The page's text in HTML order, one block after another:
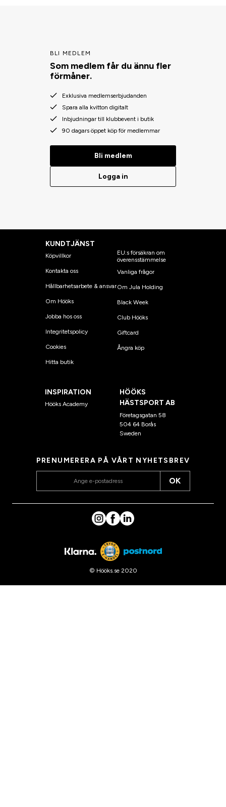
BLI MEDLEM
Som medlem får du ännu fler
förmåner.
Exklusiva medlemserbjudanden
Spara alla kvitton digitalt
Inbjudningar till klubbevent i butik
90 dagars öppet köp för medlemmar
Bli medlem
Logga in
KUNDTJÄNST
Köpvillkor
Kontakta oss
Hållbarhetsarbete & ansvar
Om Hööks
Jobba hos oss
Integritetspolicy
Cookies
Hitta butik
EU:s försäkran om
överensstämmelse
Vanliga frågor
Om Jula Holding
Black Week
Club Hööks
Giftcard
Ångra köp
INSPIRATION
Hööks Academy
HÖÖKS
HÄSTSPORT AB
Företagsgatan 58
504 64 Borås
Sweden
PRENUMERERA PÅ VÅRT NYHETSBREV
OK
© Hööks.se 2020